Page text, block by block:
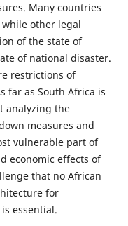
Many countries
other legal
of the state of
of national disaster.
restrictions of
far as South Africa is
analyzing the
measures and
vulnerable part of
economic effects of
that no African
for
essential.